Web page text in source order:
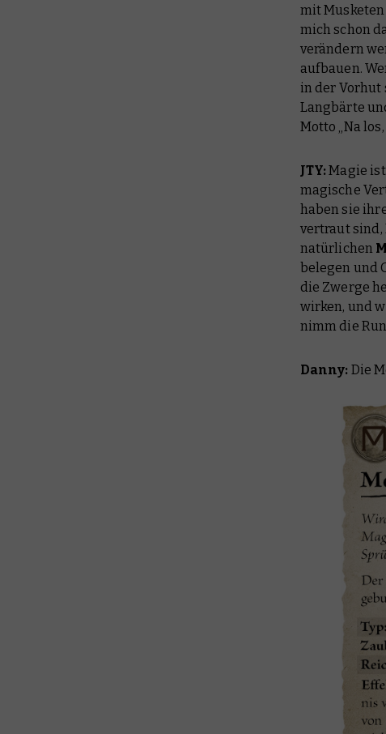
mit
mich schon
verändern
aufbauen.
in der Vorhut
Langbärte
Motto „Na
JTY:Magie
magische
haben sie
vertraut sind,
natürlichen
belegen und
die Zwerge
wirken, und
nimm die
Danny: Die